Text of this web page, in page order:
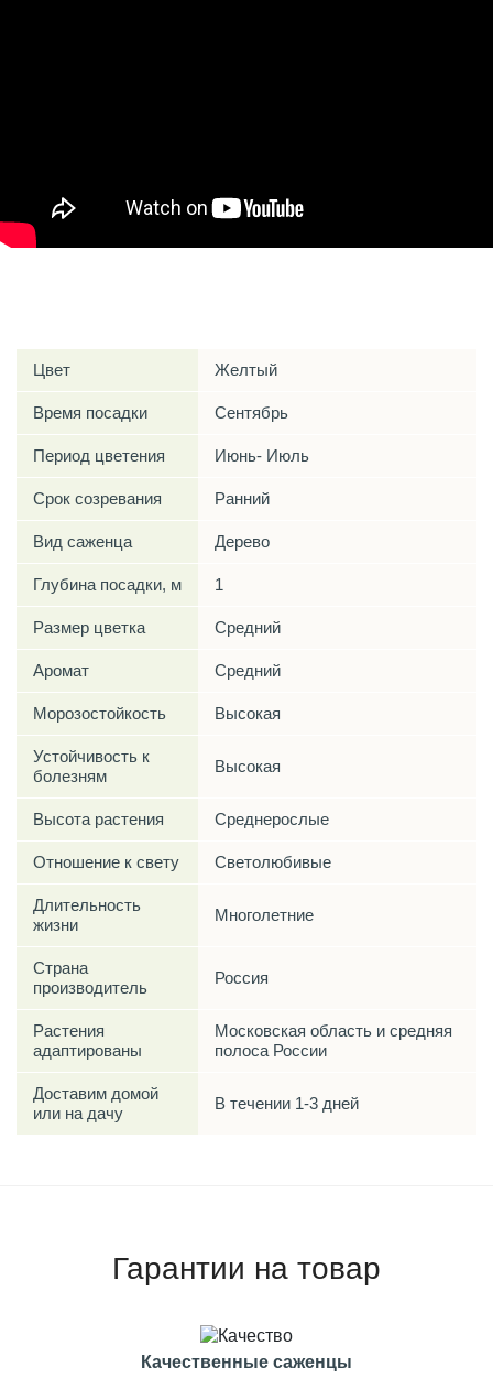
Цвет Желтый
Время посадки Сентябрь
Период цветения Июнь- Июль
Срок созревания Ранний
Вид саженца Дерево
Глубина посадки, м 1
Размер цветка Средний
Аромат Средний
Морозостойкость Высокая
Устойчивость к
болезням
Высокая
Высота растения Среднерослые
Отношение к свету Светолюбивые
Длительность
жизни
Многолетние
Страна
производитель
Россия
Растения
адаптированы
Московская область и средняя
полоса России
Доставим домой
или на дачу
В течении 1-3 дней
Гарантии на товар
Качественные саженцы